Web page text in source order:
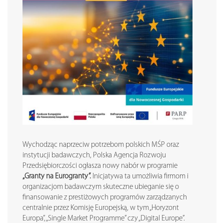
Wychodząc naprzeciw potrzebom polskich MŚP oraz
instytucji badawczych, Polska Agencja Rozwoju
Przedsiębiorczości ogłasza nowy nabór w programie
„Granty na Eurogranty”. Inicjatywa ta umożliwia firmom i
organizacjom badawczym skuteczne ubieganie się o
finansowanie z prestiżowych programów zarządzanych
centralnie przez Komisję Europejską, w tym „Horyzont
Europa”, „Single Market Programme” czy „Digital Europe”.